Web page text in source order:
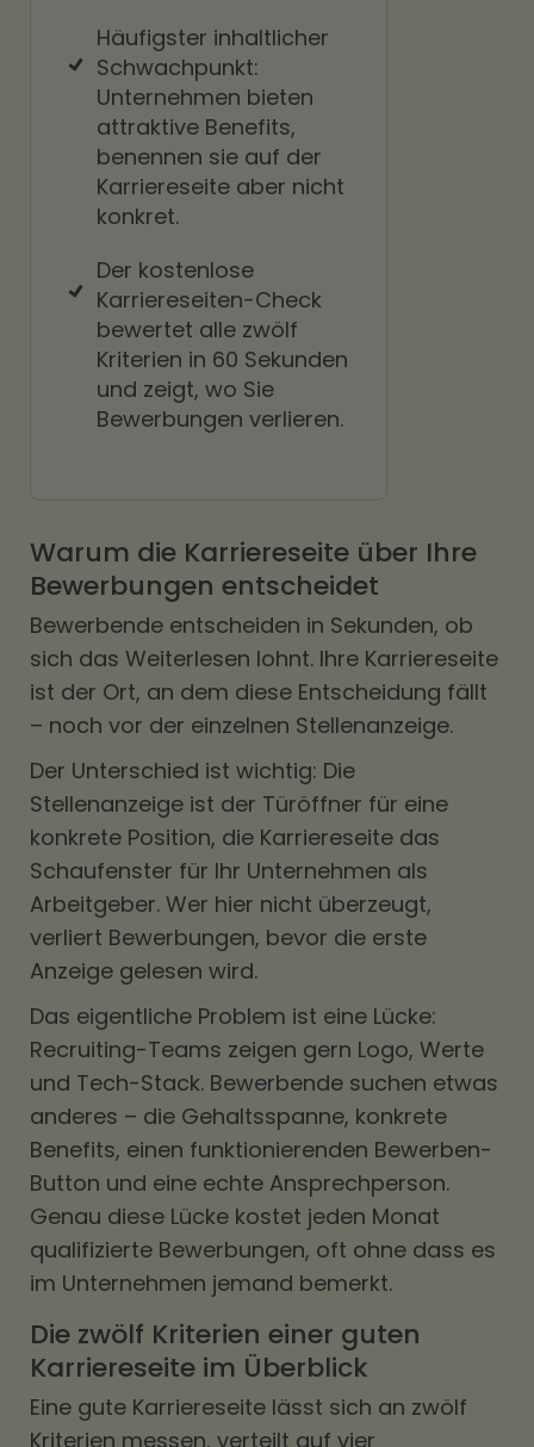
Häufigster inhaltlicher
Schwachpunkt:
Unternehmen bieten
attraktive Benefits,
benennen sie auf der
Karriereseite aber nicht
konkret.
Der kostenlose
Karriereseiten-Check
bewertet alle zwölf
Kriterien in 60 Sekunden
und zeigt, wo Sie
Bewerbungen verlieren.
Warum die Karriereseite über Ihre
Bewerbungen entscheidet
Bewerbende entscheiden in Sekunden, ob
sich das Weiterlesen lohnt. Ihre Karriereseite
ist der Ort, an dem diese Entscheidung fällt
– noch vor der einzelnen Stellenanzeige.
Der Unterschied ist wichtig: Die
Stellenanzeige ist der Türöffner für eine
konkrete Position, die Karriereseite das
Schaufenster für Ihr Unternehmen als
Arbeitgeber. Wer hier nicht überzeugt,
verliert Bewerbungen, bevor die erste
Anzeige gelesen wird.
Das eigentliche Problem ist eine Lücke:
Recruiting-Teams zeigen gern Logo, Werte
und Tech-Stack. Bewerbende suchen etwas
anderes – die Gehaltsspanne, konkrete
Benefits, einen funktionierenden Bewerben-
Button und eine echte Ansprechperson.
Genau diese Lücke kostet jeden Monat
qualifizierte Bewerbungen, oft ohne dass es
im Unternehmen jemand bemerkt.
Die zwölf Kriterien einer guten
Karriereseite im Überblick
Eine gute Karriereseite lässt sich an zwölf
Kriterien messen, verteilt auf vier